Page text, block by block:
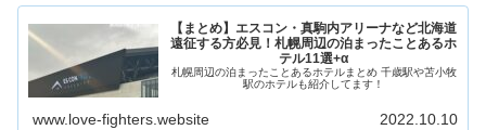
【まとめ】エスコン・真駒内アリーナなど北海道
遠征する方必見！札幌周辺の泊まったことあるホ
テル11選+α
札幌周辺の泊まったことあるホテルまとめ 千歳駅や苫小牧
駅のホテルも紹介してます！
www.love-fighters.website 2022.10.10